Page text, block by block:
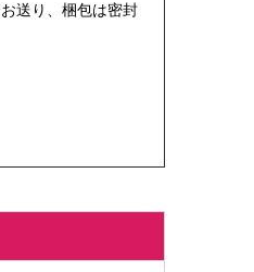
送り、梱包は密封